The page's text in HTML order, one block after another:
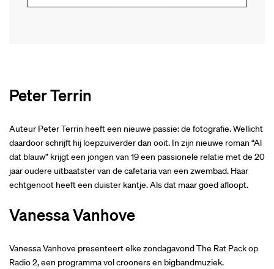
Peter Terrin
Auteur Peter Terrin heeft een nieuwe passie: de fotografie. Wellicht
daardoor schrijft hij loepzuiverder dan ooit. In zijn nieuwe roman “Al
dat blauw” krijgt een jongen van 19 een passionele relatie met de 20
jaar oudere uitbaatster van de cafetaria van een zwembad. Haar
echtgenoot heeft een duister kantje. Als dat maar goed afloopt.
Vanessa Vanhove
Vanessa Vanhove presenteert elke zondagavond The Rat Pack op
Radio 2, een programma vol crooners en bigbandmuziek.